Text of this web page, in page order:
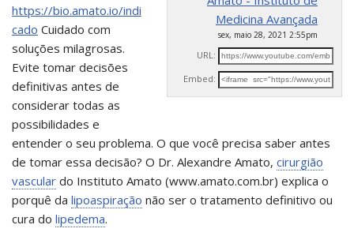
Medicina Avançada
sex, maio 28, 2021 2:55pm
URL:
Embed:
https://bio.amato.io/indi
cado Cuidado com
soluções milagrosas.
Evite tomar decisões
definitivas antes de
considerar todas as
possibilidades e
entender o seu problema. O que você precisa saber antes
de tomar essa decisão? O Dr. Alexandre Amato, cirurgião
vascular do Instituto Amato (www.amato.com.br) explica o
porquê da lipoaspiração não ser o tratamento definitivo ou
cura do lipedema.